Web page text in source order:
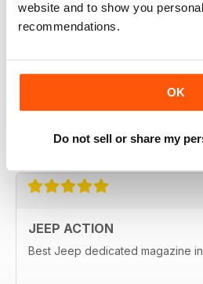
website and to show you
recommendations.
OK
Do not sell or share my
I wish we had a magazine like
JEEP ACTION
Best Jeep dedicated magazine in